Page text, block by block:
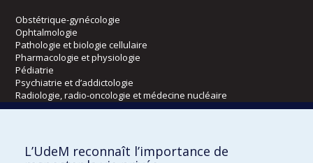
Obstétrique-gynécologie
Ophtalmologie
Pathologie et biologie cellulaire
Pharmacologie et physiologie
Pédiatrie
Psychiatrie et d’addictologie
Radiologie, radio-oncologie et médecine nucléaire
L’UdeM reconnaît l’importance de